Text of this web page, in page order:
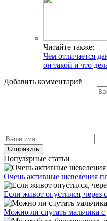
Читайте также:
Чем отличается
он такой и что
Добавить комментарий
Популярные статьи
Очень активные шевеления
Если живот опустился, через
Можно ли спутать мальчика